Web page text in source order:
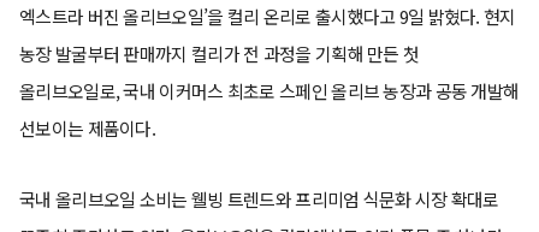
엑스트라 버진 올리브오일’을 컬리 온리로 출시했다고 9일 밝혔다. 현지
농장 발굴부터 판매까지 컬리가 전 과정을 기획해 만든 첫
올리브오일로, 국내 이커머스 최초로 스페인 올리브 농장과 공동 개발해
선보이는 제품이다.
국내 올리브오일 소비는 웰빙 트렌드와 프리미엄 식문화 시장 확대로